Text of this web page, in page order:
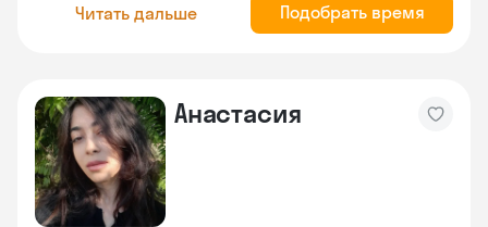
Читать дальше Подобрать время
Анастасия